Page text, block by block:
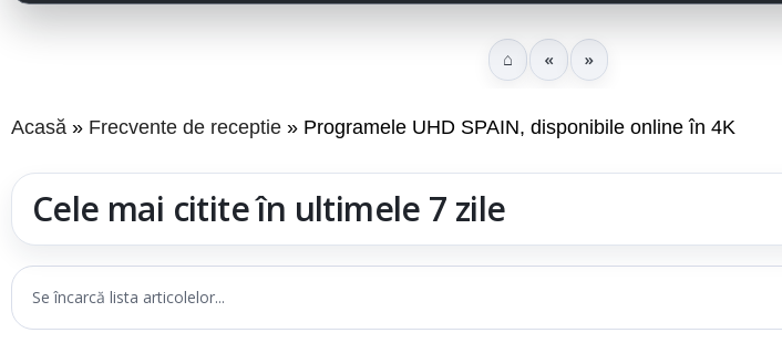
⌂ « »
Acasă Frecvente de receptie Programele UHD SPAIN, disponibile online în 4K
Cele mai citite în ultimele 7 zile
Se încarcă lista articolelor...